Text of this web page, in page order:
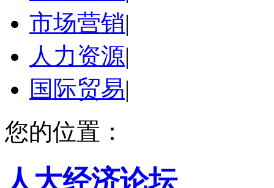
市场营销|
人力资源|
国际贸易|
您的位置：
人大经济论坛